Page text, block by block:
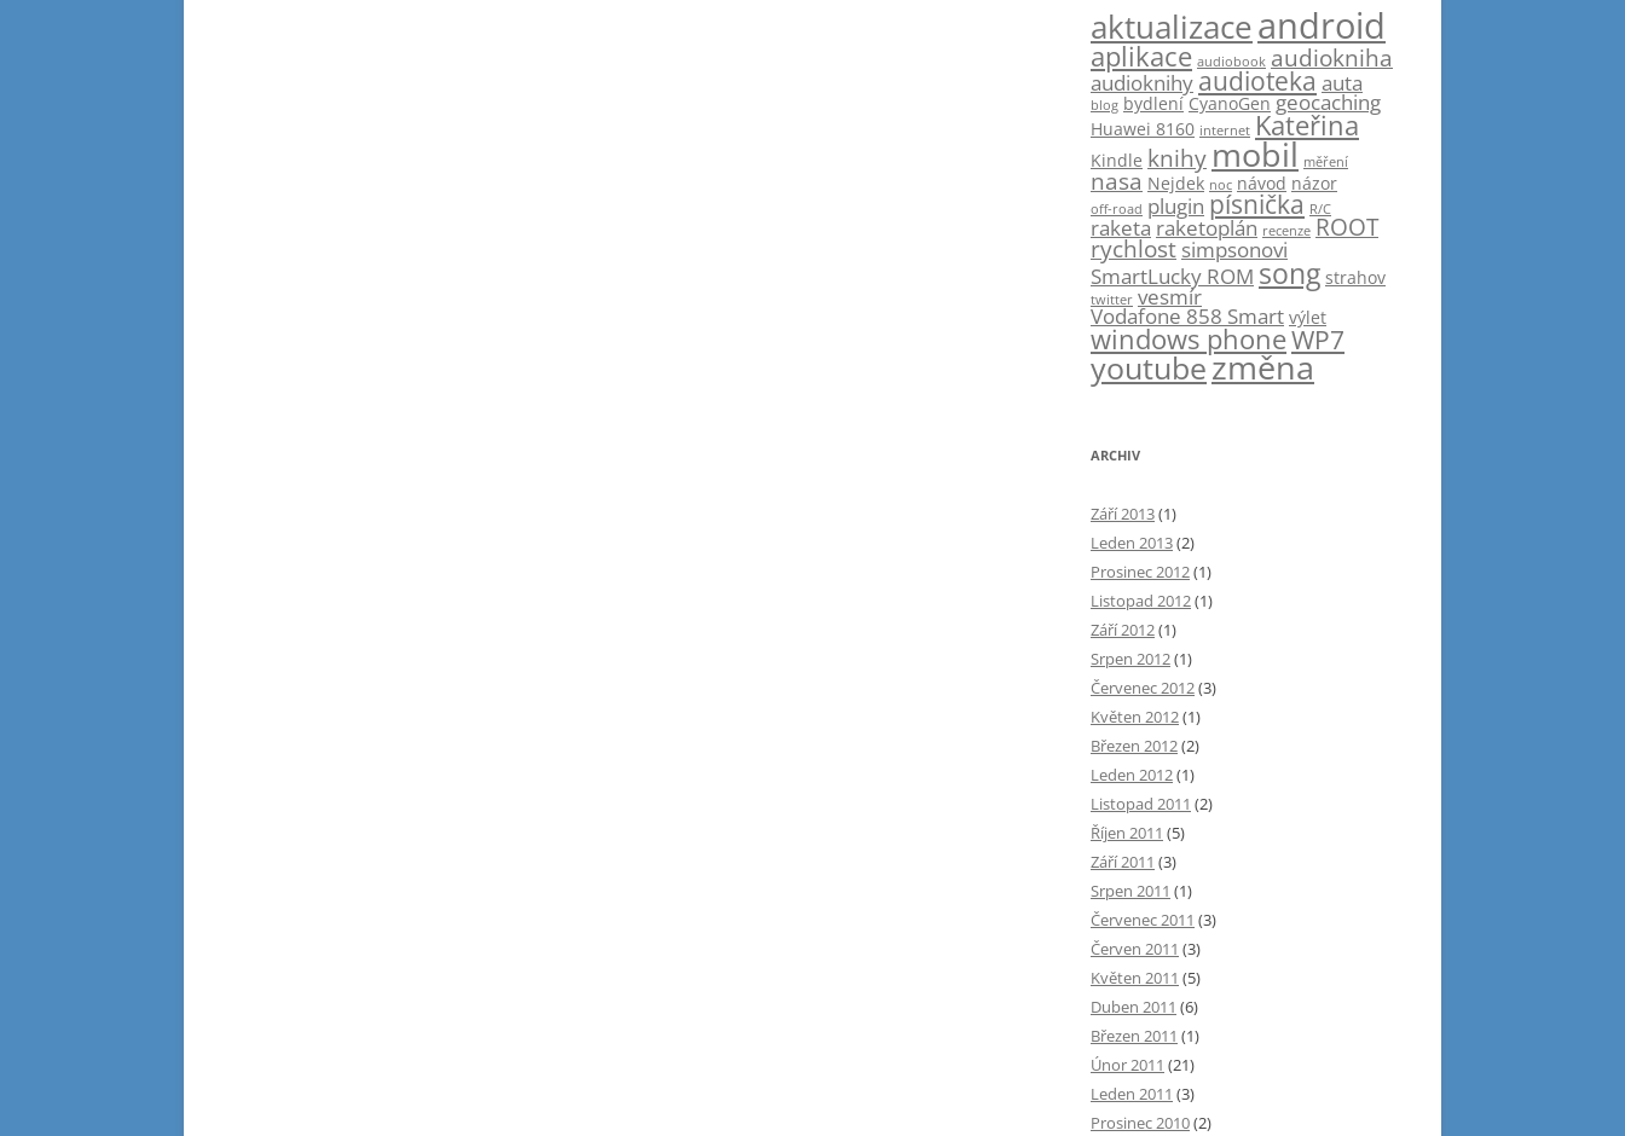
aktualizaceandroid
aplikace audiobook audiokniha
audioknihy audioteka auta
blog bydlení CyanoGen geocaching
Huawei 8160 internet Kateřina
Kindle knihy mobil měření
nasa Nejdek noc návod názor
off-road plugin písnička R/C
raketa raketoplán recenze ROOT
rychlost simpsonovi
SmartLucky ROM song strahov
twitter vesmír
Vodafone 858 Smart výlet
windows phoneWP7
youtubezměna
ARCHIV
Září 2013(1)
Leden 2013(2)
Prosinec 2012(1)
Listopad 2012(1)
Září 2012(1)
Srpen 2012(1)
Červenec 2012(3)
Květen 2012(1)
Březen 2012(2)
Leden 2012(1)
Listopad 2011 (2)
Říjen 2011 (5)
Září 2011 (3)
Srpen 2011 (1)
Červenec 2011 (3)
Červen 2011 (3)
Květen 2011 (5)
Duben 2011 (6)
Březen 2011 (1)
Únor 2011 (21)
Leden 2011 (3)
Prosinec 2010(2)